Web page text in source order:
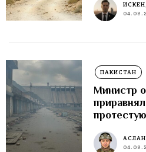
ПАКИСТАН
Министр
АСЛАН